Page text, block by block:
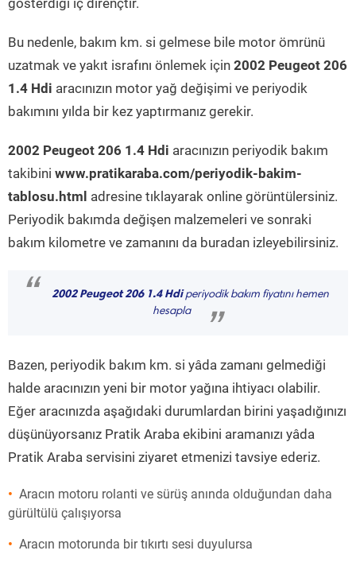
gösterdiği iç dirençtir.
Bu nedenle, bakım km. si gelmese bile motor ömrünü
uzatmak ve yakıt israfını önlemek için 2002 Peugeot 206
1.4 Hdi aracınızın motor yağ değişimi ve periyodik
bakımını yılda bir kez yaptırmanız gerekir.
2002 Peugeot 206 1.4 Hdi aracınızın periyodik bakım
takibini www.pratikaraba.com/periyodik-bakim-
tablosu.html adresine tıklayarak online görüntülersiniz.
Periyodik bakımda değişen malzemeleri ve sonraki
bakım kilometre ve zamanını da buradan izleyebilirsiniz.
“ 2002 Peugeot 206 1.4 Hdiperiyodik bakım fiyatını hemen
hesapla
”
Bazen, periyodik bakım km. si yâda zamanı gelmediği
halde aracınızın yeni bir motor yağına ihtiyacı olabilir.
Eğer aracınızda aşağıdaki durumlardan birini yaşadığınızı
düşünüyorsanız Pratik Araba ekibini aramanızı yâda
Pratik Araba servisini ziyaret etmenizi tavsiye ederiz.
Aracın motoru rolanti ve sürüş anında olduğundan daha
gürültülü çalışıyorsa
Aracın motorunda bir tıkırtı sesi duyulursa